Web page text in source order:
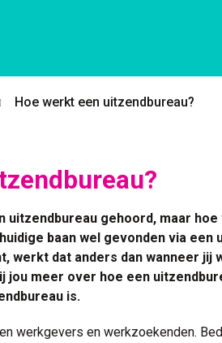
Hoe werkt een uitzendbureau?
uitzendbureau gehoord, maar
baan wel gevonden via een
werkt dat anders dan wanneer jij
jou meer over hoe een
is.
werkgevers en werkzoekenden.